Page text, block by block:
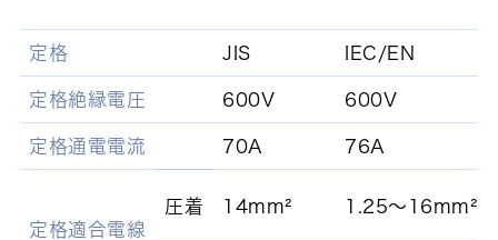
定格 JIS IEC/EN
定格絶縁電圧 600V 600V
定格通電電流 70A 76A
定格適合電線
圧着 14mm² 1.25～16mm²